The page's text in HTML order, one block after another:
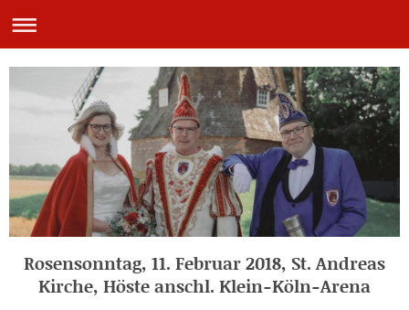
Rosensonntag, 11. Februar 2018, St. Andreas
Kirche, Höste anschl. Klein-Köln-Arena